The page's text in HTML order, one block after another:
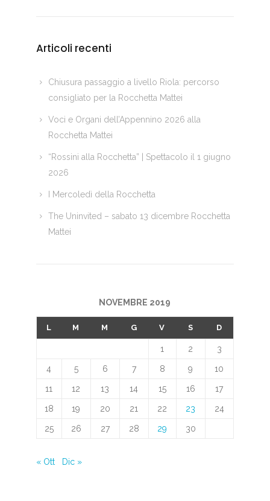
Articoli recenti
Chiusura passaggio a livello Riola: percorso
consigliato per la Rocchetta Mattei
Voci e Organi dell’Appennino 2026 alla
Rocchetta Mattei
“Rossini alla Rocchetta” | Spettacolo il 1 giugno
2026
I Mercoledì della Rocchetta
The Uninvited – sabato 13 dicembre Rocchetta
Mattei
NOVEMBRE 2019
L M M G V S D
1 2 3
4 5 6 7 8 9 10
11 12 13 14 15 16 17
18 19 20 21 22 23 24
25 26 27 28 29 30
« Ott Dic »